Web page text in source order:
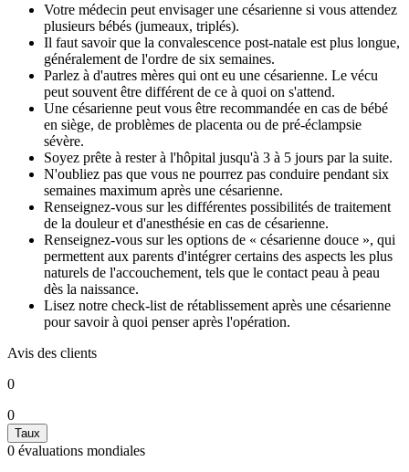
Votre médecin peut envisager une césarienne si vous attendez
plusieurs bébés (jumeaux, triplés).
Il faut savoir que la convalescence post-natale est plus longue,
généralement de l'ordre de six semaines.
Parlez à d'autres mères qui ont eu une césarienne. Le vécu
peut souvent être différent de ce à quoi on s'attend.
Une césarienne peut vous être recommandée en cas de bébé
en siège, de problèmes de placenta ou de pré-éclampsie
sévère.
Soyez prête à rester à l'hôpital jusqu'à 3 à 5 jours par la suite.
N'oubliez pas que vous ne pourrez pas conduire pendant six
semaines maximum après une césarienne.
Renseignez-vous sur les différentes possibilités de traitement
de la douleur et d'anesthésie en cas de césarienne.
Renseignez-vous sur les options de « césarienne douce », qui
permettent aux parents d'intégrer certains des aspects les plus
naturels de l'accouchement, tels que le contact peau à peau
dès la naissance.
Lisez notre check-list de rétablissement après une césarienne
pour savoir à quoi penser après l'opération.
Avis des clients
0
0
0 évaluations mondiales